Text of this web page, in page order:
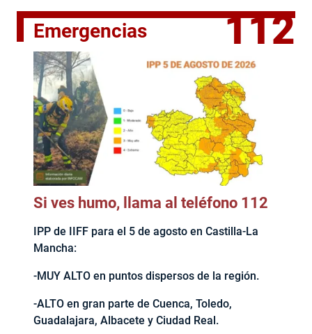
Emergencias 112
Si ves humo, llama al teléfono 112
IPP de IIFF para el 5 de agosto en Castilla-La
Mancha:
-MUY ALTO en puntos dispersos de la región.
-ALTO en gran parte de Cuenca, Toledo,
Guadalajara, Albacete y Ciudad Real.